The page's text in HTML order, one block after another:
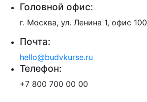
Головной офис:
г. Москва, ул. Ленина 1, офис 100
Почта:
hello@budvkurse.ru
Телефон:
+7 800 700 00 00